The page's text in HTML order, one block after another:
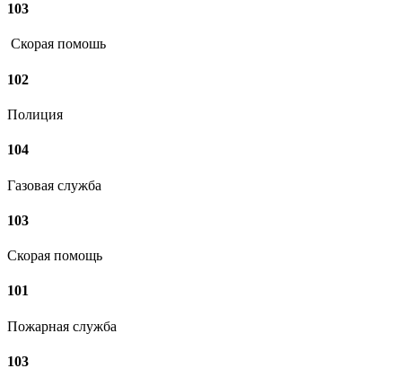
103
Скорая помошь
102
Полиция
104
Газовая служба
103
Скорая помощь
101
Пожарная служба
103